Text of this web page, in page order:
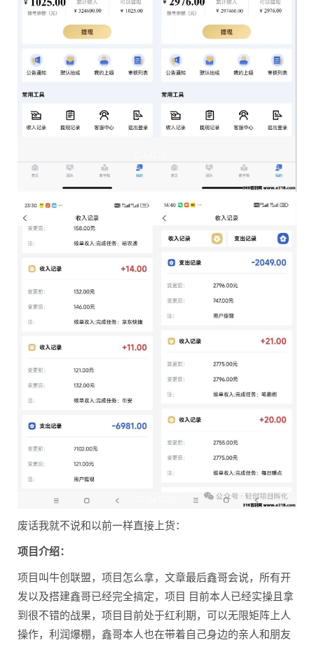
废话我就不说和以前一样直接上货：
项目介绍：
项目叫牛创联盟，项目怎么拿，文章最后鑫哥会说，所有开
发以及搭建鑫哥已经完全搞定，项目 目前本人已经实操且拿
到很不错的战果，项目目前处于红利期，可以无限矩阵上人
操作，利润爆棚，鑫哥本人也在带着自己身边的亲人和朋友